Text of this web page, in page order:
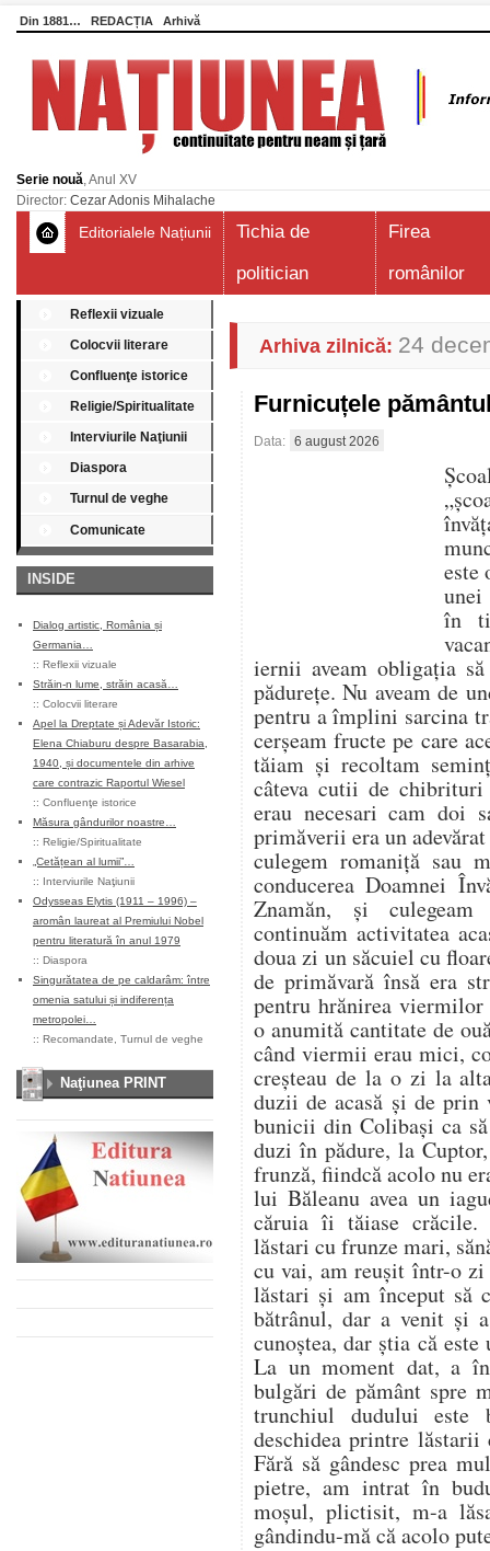
Din 1881… REDACȚIA Arhivă
Serie nouă, Anul XV
Director: Cezar Adonis Mihalache
Editorialele Națiunii
Tichia de
politician
Firea
românilor
Reflexii vizuale
Colocvii literare
Confluenţe istorice
Religie/Spiritualitate
Interviurile Naţiunii
Diaspora
Turnul de veghe
Comunicate
INSIDE
Dialog artistic, România și
Germania…
:: Reflexii vizuale
Străin-n lume, străin acasă…
:: Colocvii literare
Apel la Dreptate și Adevăr Istoric:
Elena Chiaburu despre Basarabia,
1940, și documentele din arhive
care contrazic Raportul Wiesel
:: Confluenţe istorice
Măsura gândurilor noastre…
:: Religie/Spiritualitate
„Cetățean al lumii”…
:: Interviurile Naţiunii
Odysseas Elytis (1911 – 1996) –
aromân laureat al Premiului Nobel
pentru literatură în anul 1979
:: Diaspora
Singurătatea de pe caldarâm: între
omenia satului și indiferența
metropolei…
:: Recomandate Turnul de veghe
Naţiunea PRINT
Arhiva zilnică: 24
Furnicuțele
Data: 6 august 2026
este
unei
în
iernii aveam obligația
pădurețe. Nu aveam de
pentru a împlini sarcina
cerșeam fructe pe care
tăiam și recoltam
câteva cutii de chibrituri
erau necesari cam doi
primăverii era un
culegem romaniță sau
conducerea Doamnei
Znamăn, și
continuăm activitatea
doua zi un săcuiel cu
de primăvară însă era
pentru hrănirea viermilor
o anumită cantitate de
când viermii erau mici,
creșteau de la o zi la
duzii de acasă și de prin
bunicii din Colibași ca
duzi în pădure, la
frunză, fiindcă acolo nu
lui Băleanu avea un
căruia îi tăiase crăcile.
lăstari cu frunze mari,
cu vai, am reușit într-o
lăstari și am început să
bătrânul, dar a venit și
cunoștea, dar știa că
La un moment dat, a
bulgări de pământ spre
trunchiul dudului este
deschidea printre
Fără să gândesc prea
pietre, am intrat în
moșul, plictisit, m-a
gândindu-mă că acolo